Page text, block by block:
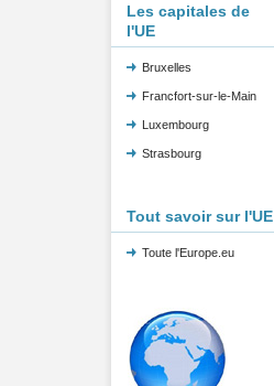
Les capitales de
l'UE
Bruxelles
Francfort-sur-le-Main
Luxembourg
Strasbourg
Tout savoir sur l'UE
Toute l'Europe.eu